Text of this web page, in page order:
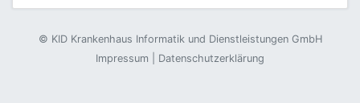
© KID Krankenhaus Informatik und Dienstleistungen GmbH
Impressum
Datenschutzerklärung